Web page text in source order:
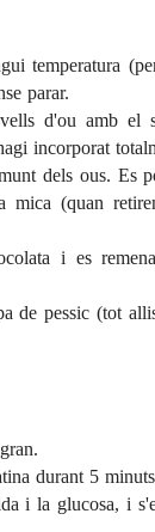
temperatura
parar.
d'ou amb el
incorporat
dels ous. Es
mica (quan
i es
de pessic (tot
durant 5
i la glucosa, i